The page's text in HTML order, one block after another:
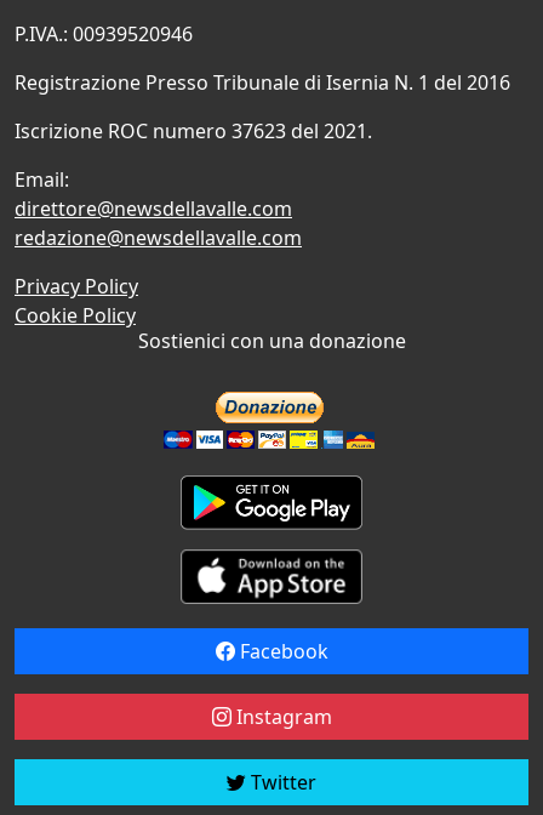
P.IVA.: 00939520946
Registrazione Presso Tribunale di Isernia N. 1 del 2016
Iscrizione ROC numero 37623 del 2021.
Email:
direttore@newsdellavalle.com
redazione@newsdellavalle.com
Privacy Policy
Cookie Policy
Sostienici con una donazione
Facebook
Instagram
Twitter